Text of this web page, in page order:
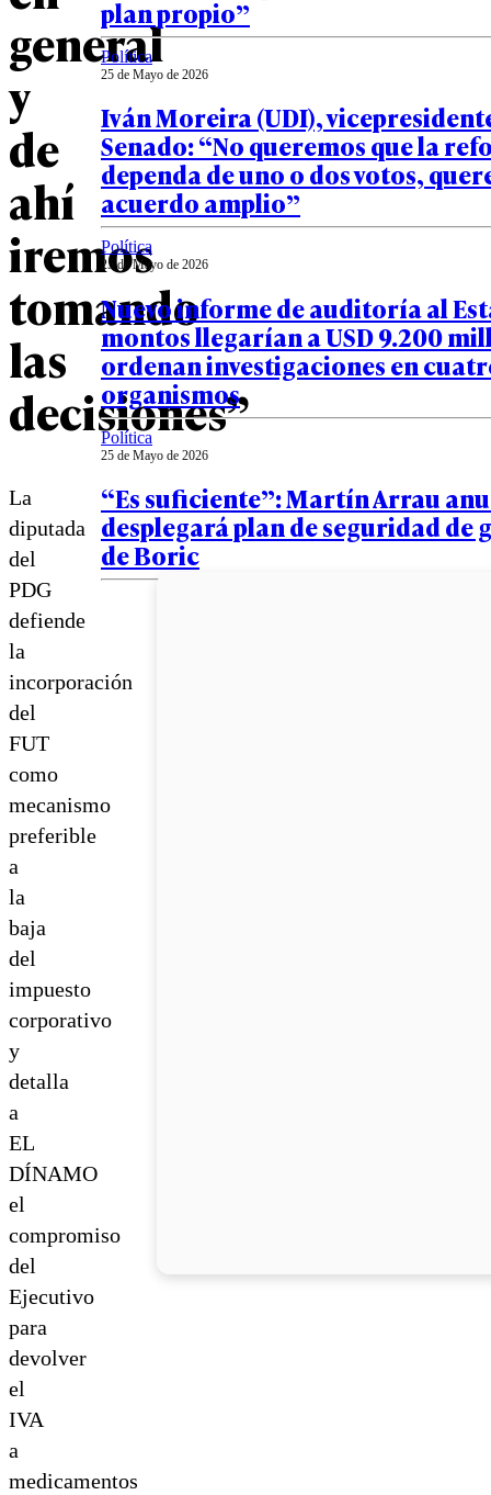
general
y
de
ahí
iremos
tomando
las
decisiones”
La
diputada
del
PDG
defiende
la
incorporación
del
FUT
como
mecanismo
preferible
a
la
baja
del
impuesto
corporativo
y
detalla
a
EL
DÍNAMO
el
compromiso
del
Ejecutivo
para
devolver
el
IVA
a
medicamentos
plan propio”
Política
25 de Mayo de 2026
Iván Moreira (UDI),
Senado: “No queremos que la
dependa de uno o dos votos,
acuerdo amplio”
Política
25 de Mayo de 2026
Nuevo informe de auditoría al
montos llegarían a USD 9.200
ordenan investigaciones en
organismos
Política
25 de Mayo de 2026
“Es suficiente”: Martín Arrau
desplegará plan de seguridad de
de Boric